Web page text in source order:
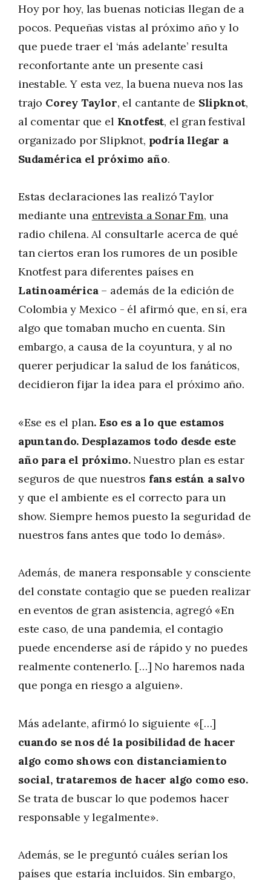
Hoy por hoy, las buenas noticias llegan de a
pocos. Pequeñas vistas al próximo año y lo
que puede traer el ‘más adelante’ resulta
reconfortante ante un presente casi
inestable. Y esta vez, la buena nueva nos las
trajo Corey Taylor, el cantante de Slipknot,
al comentar que el Knotfest, el gran festival
organizado por Slipknot, podría llegar a
Sudamérica el próximo año.
Estas declaraciones las realizó Taylor
mediante una entrevista a Sonar Fm, una
radio chilena. Al consultarle acerca de qué
tan ciertos eran los rumores de un posible
Knotfest para diferentes países en
Latinoamérica– además de la edición de
Colombia y Mexico - él afirmó que, en sí, era
algo que tomaban mucho en cuenta. Sin
embargo, a causa de la coyuntura, y al no
querer perjudicar la salud de los fanáticos,
decidieron fijar la idea para el próximo año.
«Ese es el plan. Eso es a lo que estamos
apuntando. Desplazamos todo desde este
año para el próximo.Nuestro plan es estar
seguros de que nuestros fans están a salvo
y que el ambiente es el correcto para un
show. Siempre hemos puesto la seguridad de
nuestros fans antes que todo lo demás».
Además, de manera responsable y consciente
del constate contagio que se pueden realizar
en eventos de gran asistencia, agregó «En
este caso, de una pandemia, el contagio
puede encenderse así de rápido y no puedes
realmente contenerlo. […] No haremos nada
que ponga en riesgo a alguien».
Más adelante, afirmó lo siguiente «[…]
cuando se nos dé la posibilidad de hacer
algo como shows con distanciamiento
social, trataremos de hacer algo como eso.
Se trata de buscar lo que podemos hacer
responsable y legalmente».
Además, se le preguntó cuáles serían los
países que estaría incluidos. Sin embargo,